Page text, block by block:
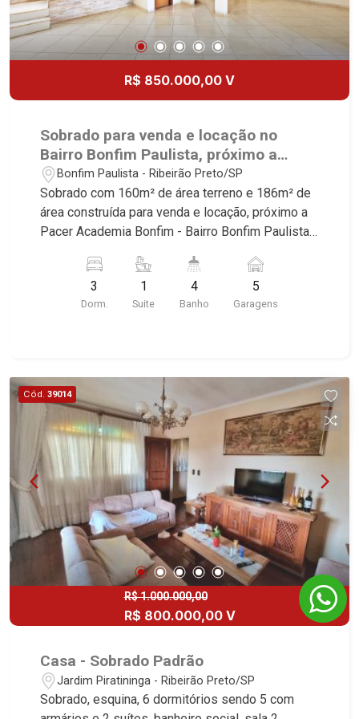
R$ 850.000,00 V
Sobrado para venda e locação no
Bairro Bonfim Paulista, próximo a
Pacer Academia Bonfim - Ribeirão
Preto/SP.
Bonfim Paulista - Ribeirão Preto/SP
Sobrado com 160m² de área terreno e 186m² de
área construída para venda e locação, próximo a
Pacer Academia Bonfim - Bairro Bonfim Paulista,
deste imóvel que a Martinelli Imobiliária
selecionou para você: - 160m² de área terreno e
186m² de área construída - 3 dormitórios com
Varanda gourmet com churrasqueira - Quintal -
Corredor lateral - Jardim - 5 vagas Martinelli
Imobiliária, referência no mercado imobiliário
desde 2000! Avenida João Fiúsa, 1051 - Alto da
Boa Vista | Ribeirão Preto.v
3
Dorm.
1
Suite
4
Banho
5
Garagens
Cód. 39014
R$ 1.000.000,00
R$ 800.000,00 V
Casa - Sobrado Padrão
Jardim Piratininga - Ribeirão Preto/SP
Sobrado, esquina, 6 dormitórios sendo 5 com